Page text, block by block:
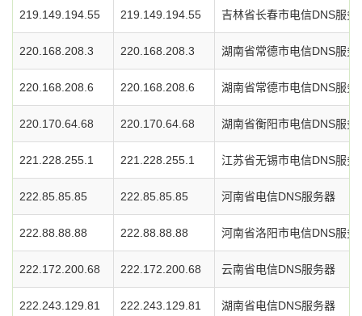
219.149.194.55 219.149.194.55 吉林省长春市电信DNS服务
220.168.208.3 220.168.208.3 湖南省常德市电信DNS服务
220.168.208.6 220.168.208.6 湖南省常德市电信DNS服务
220.170.64.68 220.170.64.68 湖南省衡阳市电信DNS服务
221.228.255.1 221.228.255.1 江苏省无锡市电信DNS服务
222.85.85.85 222.85.85.85 河南省电信DNS服务器
222.88.88.88 222.88.88.88 河南省洛阳市电信DNS服务
222.172.200.68 222.172.200.68 云南省电信DNS服务器
222.243.129.81 222.243.129.81 湖南省电信DNS服务器